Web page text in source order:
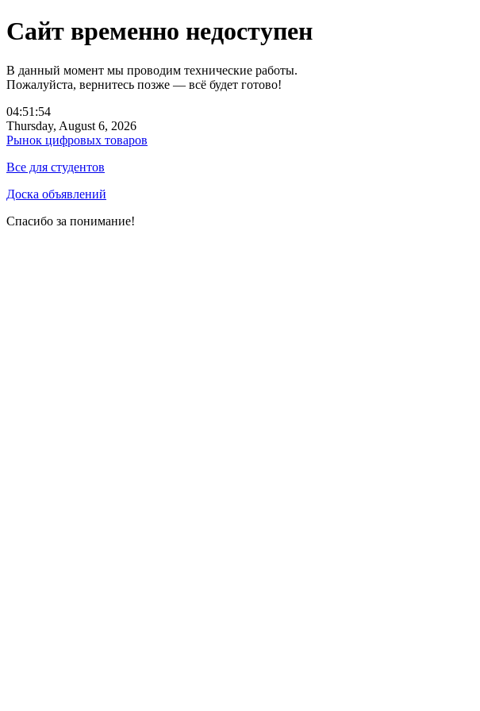
Сайт временно недоступен
В данный момент мы проводим технические работы.
Пожалуйста, вернитесь позже — всё будет готово!
04:51:54
Thursday, August 6, 2026
Рынок цифровых товаров
Все для студентов
Доска объявлений
Спасибо за понимание!